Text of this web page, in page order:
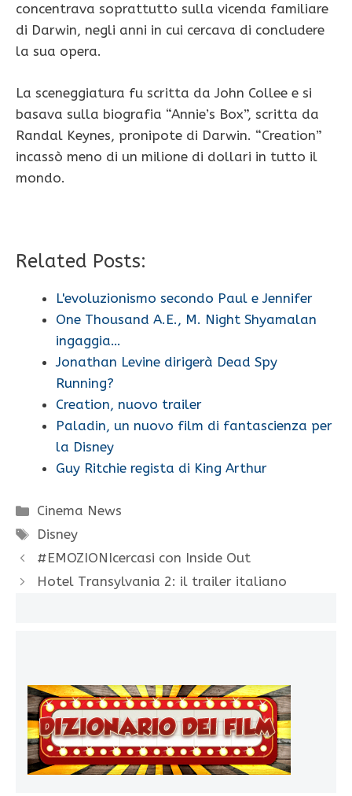
concentrava soprattutto sulla vicenda familiare
di Darwin, negli anni in cui cercava di concludere
la sua opera.
La sceneggiatura fu scritta da John Collee e si
basava sulla biografia “Annie’s Box”, scritta da
Randal Keynes, pronipote di Darwin. “Creation”
incassò meno di un milione di dollari in tutto il
mondo.
Related Posts:
L'evoluzionismo secondo Paul e Jennifer
One Thousand A.E., M. Night Shyamalan
ingaggia…
Jonathan Levine dirigerà Dead Spy
Running?
Creation, nuovo trailer
Paladin, un nuovo film di fantascienza per
la Disney
Guy Ritchie regista di King Arthur
Categorie
Cinema News
Tag
Disney
#EMOZIONIcercasi con Inside Out
Hotel Transylvania 2: il trailer italiano